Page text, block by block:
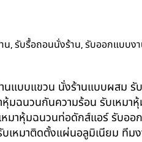
น,รับรื้อถอนนั่งร้าน,รับออกแบบง
นแบบแขวน นั่งร้านแบบผสม
ฉนวนกันความร้อน รับเหมา
มาหุ้มฉนวนท่อดักส์แอร์ รับอ
หมาติดตั้งแผ่นอลูมิเนียม ทีม